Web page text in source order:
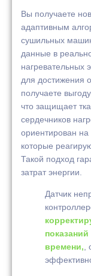
Вы получаете
адаптивным
сушильных
данные в
нагревательных
для достижения
получаете
что защищает
сердечников
ориентирован
которые
Такой подход
затрат энергии.
Датчик
времени,